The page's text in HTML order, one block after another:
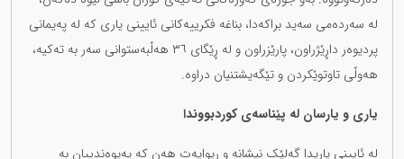
لە سەردەمی سەید براکەدا، بناغە فکرییەکانی ئایینی یاری کە لە پەیمانی
پردیوەر داڕێژراون، پارێزراون و لە ڕێگای ٣٦ هەڵبەستوانی سەر بە تەکیە،
هەوڵی تاوتوێکردن و تێگەیشتنیان دراوە.
یاری و یارسان لە پێناسەی کوردبووندا
لە ئایینی یاریدا گەلێک نیشانە و ڕیوایەت هەن کە پەیوەندییان بە